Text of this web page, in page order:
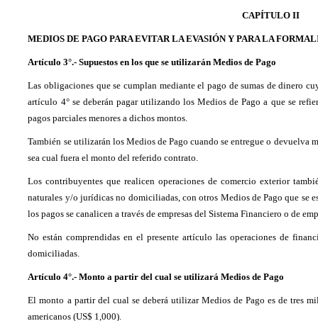
CAPÍTULO II
MEDIOS DE PAGO PARA EVITAR LA EVASIÓN Y PARA LA
Artículo 3°.- Supuestos en los que se utilizarán Medios de Pago
Las obligaciones que se cumplan mediante el pago de sumas de dinero
artículo 4° se deberán pagar utilizando los Medios de Pago a que se
pagos parciales menores a dichos montos.
También se utilizarán los Medios de Pago cuando se entregue o devuelva
sea cual fuera el monto del referido contrato.
Los contribuyentes que realicen operaciones de comercio exterior
naturales y/o jurídicas no domiciliadas, con otros Medios de Pago que se
los pagos se canalicen a través de empresas del Sistema Financiero o de
No están comprendidas en el presente artículo las operaciones de
domiciliadas.
Artículo 4°.- Monto a partir del cual se utilizará Medios de Pago
El monto a partir del cual se deberá utilizar Medios de Pago es de tres
americanos (US$ 1,000).